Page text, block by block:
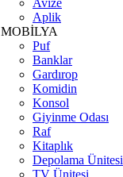
Avize
Aplik
MOBİLYA
Puf
Banklar
Gardırop
Komidin
Konsol
Giyinme Odası
Raf
Kitaplık
Depolama Ünitesi
TV Ünitesi